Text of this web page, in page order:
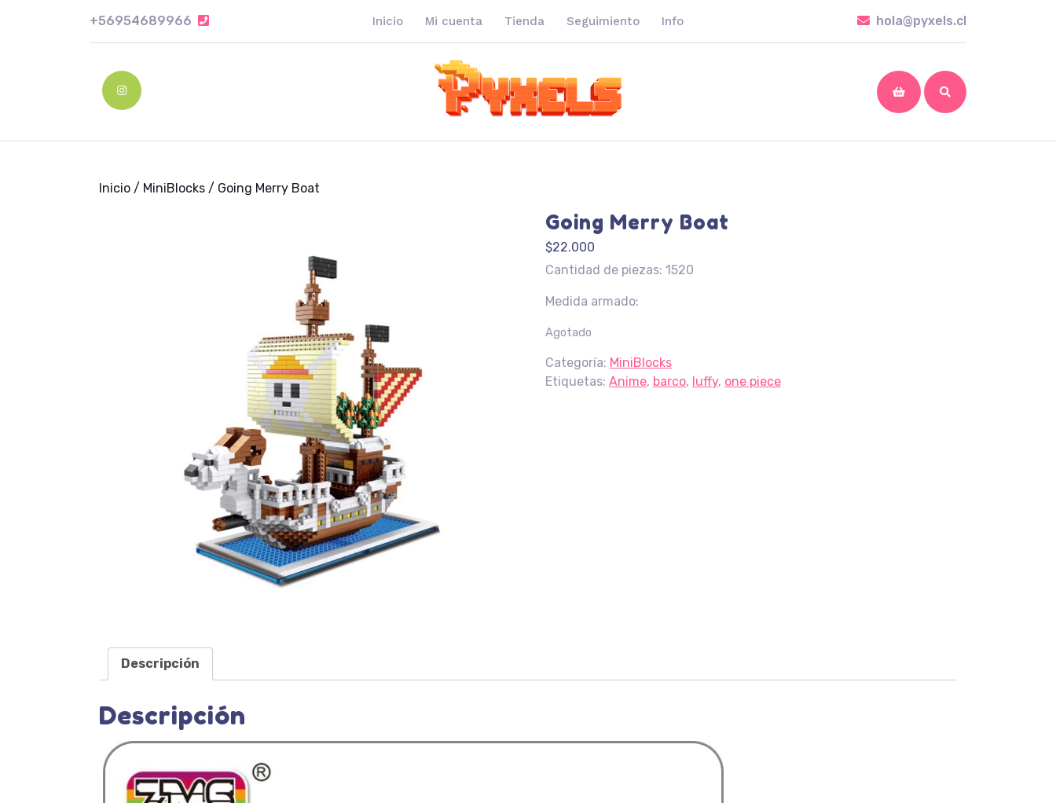
+56954689966 +56954689966 Inicio Mi cuenta Tienda Seguimiento Info hola@pyxels.cl
Instagram
shopping
cart
Inicio / MiniBlocks / Going Merry Boat
Going Merry Boat
$22.000
Cantidad de piezas: 1520
Medida armado:
Agotado
Categoría: MiniBlocks
Etiquetas: Anime, barco, luffy, one piece
Descripción
Descripción